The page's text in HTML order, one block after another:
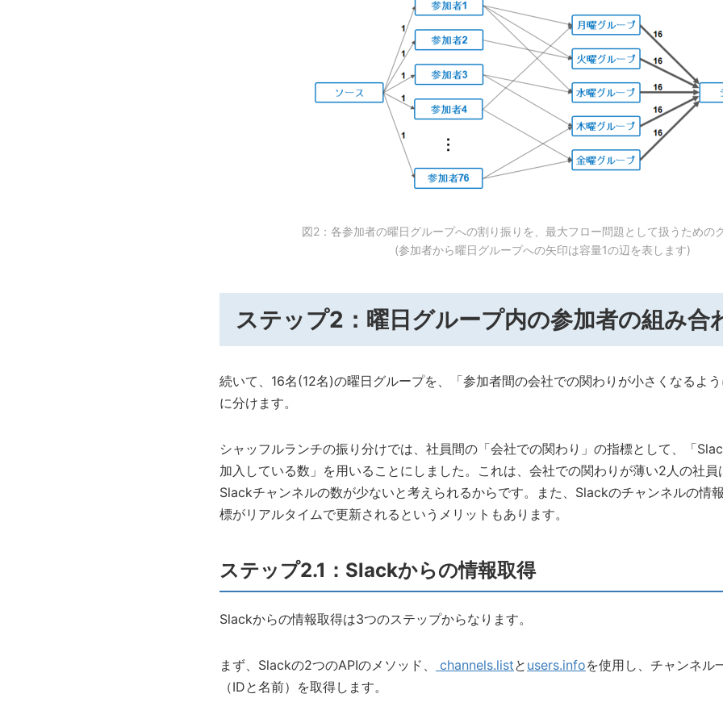
図2：各参加者の曜日グループへの割り振りを、最大フロー問題として扱うための
(参加者から曜日グループへの矢印は容量1の辺を表します)
ステップ2：曜日グループ内の参加者の組み合
続いて、16名(12名)の曜日グループを、「参加者間の会社での関わりが小さくなるよ
に分けます。
シャッフルランチの振り分けでは、社員間の「会社での関わり」の指標として、「
加入している数」を用いることにしました。これは、会社での関わりが薄い2人の社員
Slackチャンネルの数が少ないと考えられるからです。また、Slackのチャンネルの情
標がリアルタイムで更新されるというメリットもあります。
ステップ2.1：Slackからの情報取得
Slackからの情報取得は3つのステップからなります。
まず、Slackの2つのAPIのメソッド、 channels.listと users.infoを使用し、チャンネル
（IDと名前）を取得します。